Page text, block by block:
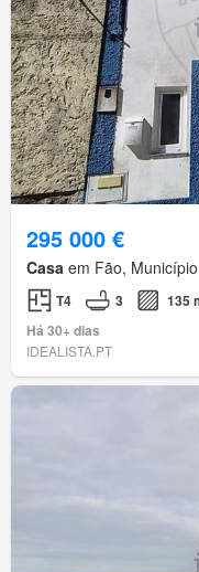
295 000 €
Casa em Fão,
T4 3
135
Há 30+ dias
IDEALISTA.PT